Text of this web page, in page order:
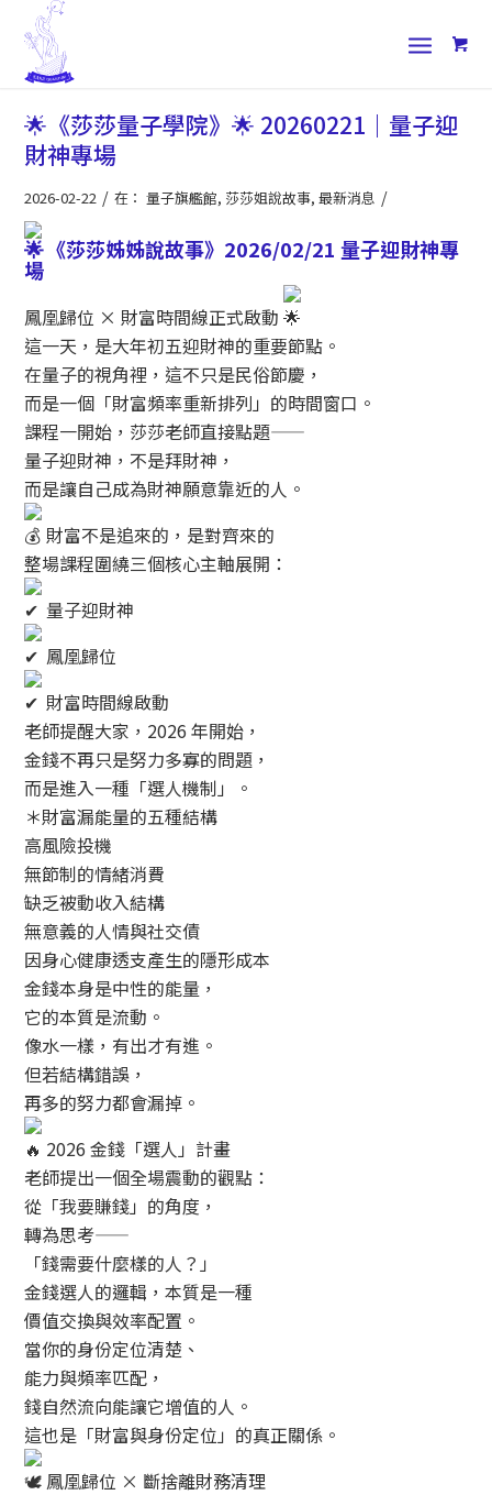
🌟《莎莎量子學院》🌟 20260221｜量子迎
財神專場
2026-02-22 / 在：量子旗艦館, 莎莎姐說故事,最新消息 /
《莎莎姊姊說故事》2026/02/21 量子迎財神專
場
鳳凰歸位 × 財富時間線正式啟動
這一天，是大年初五迎財神的重要節點。
在量子的視角裡，這不只是民俗節慶，
而是一個「財富頻率重新排列」的時間窗口。
課程一開始，莎莎老師直接點題——
量子迎財神，不是拜財神，
而是讓自己成為財神願意靠近的人。
財富不是追來的，是對齊來的
整場課程圍繞三個核心主軸展開：
量子迎財神
鳳凰歸位
財富時間線啟動
老師提醒大家，2026 年開始，
金錢不再只是努力多寡的問題，
而是進入一種「選人機制」。
＊財富漏能量的五種結構
高風險投機
無節制的情緒消費
缺乏被動收入結構
無意義的人情與社交債
因身心健康透支產生的隱形成本
金錢本身是中性的能量，
它的本質是流動。
像水一樣，有出才有進。
但若結構錯誤，
再多的努力都會漏掉。
2026 金錢「選人」計畫
老師提出一個全場震動的觀點：
從「我要賺錢」的角度，
轉為思考——
「錢需要什麼樣的人？」
金錢選人的邏輯，本質是一種
價值交換與效率配置。
當你的身份定位清楚、
能力與頻率匹配，
錢自然流向能讓它增值的人。
這也是「財富與身份定位」的真正關係。
鳳凰歸位 × 斷捨離財務清理